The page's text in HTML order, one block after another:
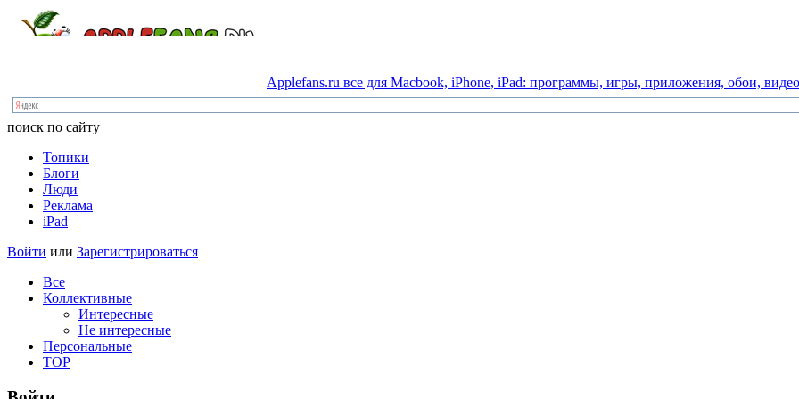
Applefans.ru все для Macbook, iPhone, iPad: программы, игры, приложения, обои, видео
поиск по сайту
Топики
Блоги
Люди
Реклама
iPad
Войти или Зарегистрироваться
Все
Коллективные
Интересные
Не интересные
Персональные
TOP